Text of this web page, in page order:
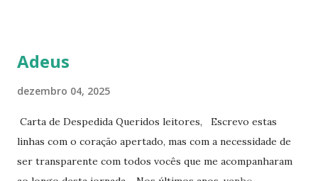
quer pagar pelo estádio inteiro. Este artigo explora o
destaca a Bandai Namco Filmworks , uma veterana que
transforma ideias em impérios de mercadorias. Afinal, em
um setor onde 70% das séries mal se pagam no curto
Adeus
dezembro 04, 2025
Carta de Despedida Queridos leitores, Escrevo estas
linhas com o coração apertado, mas com a necessidade de
ser transparente com todos vocês que me acompanharam